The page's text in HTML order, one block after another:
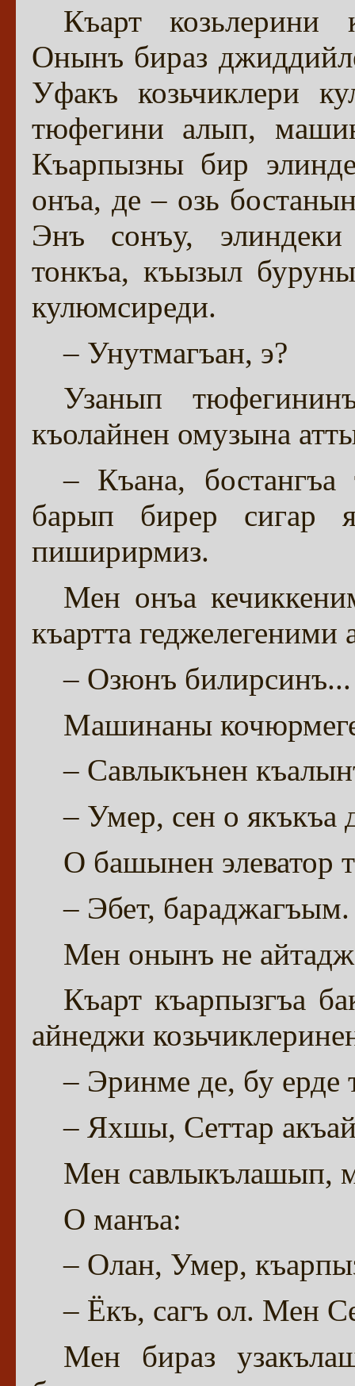
Къарт козьлерини
Онынъ бираз
Уфакъ козьчиклери
тюфегини алып,
Къарпызны бир
онъа, де – озь
Энъ сонъу,
тонкъа, къызыл
кулюмсиреди.
– Унутмагъан, э?
Узанып
къолайнен омузына
– Къана,
барып бирер сигар
пиширирмиз.
Мен онъа
къартта геджелегеними
– Озюнъ билирсинъ...
Машинаны
– Савлыкънен
– Умер, сен о якъкъа
О башынен элеватор
– Эбет, бараджагъым.
Мен онынъ не
Къарт къарпызгъа
айнеджи
– Эринме де, бу
– Яхшы, Сеттар
Мен савлыкълашып,
О манъа:
– Олан, Умер,
– Ёкъ, сагъ ол. Мен
Мен бираз